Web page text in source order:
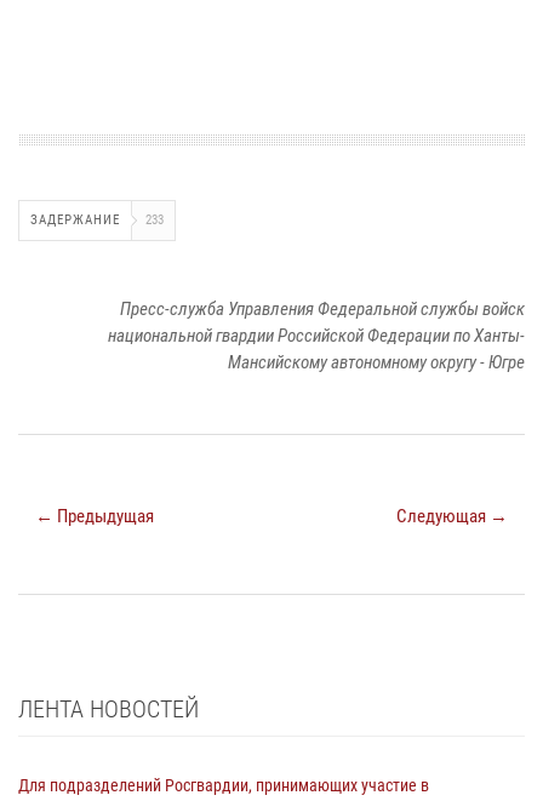
ЗАДЕРЖАНИЕ 233
Пресс-служба Управления Федеральной службы войск
национальной гвардии Российской Федерации по Ханты-
Мансийскому автономному округу - Югре
← Предыдущая Следующая →
ЛЕНТА НОВОСТЕЙ
Для подразделений Росгвардии, принимающих участие в